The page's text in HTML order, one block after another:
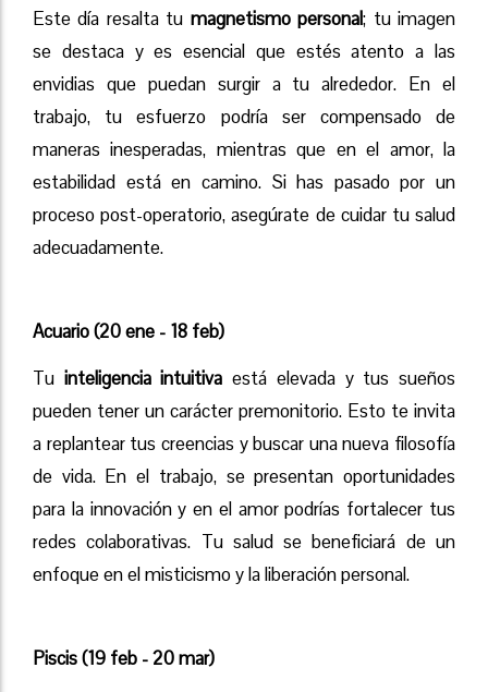
Este día resalta tu magnetismo personal; tu imagen
se destaca y es esencial que estés atento a las
envidias que puedan surgir a tu alrededor. En el
trabajo, tu esfuerzo podría ser compensado de
maneras inesperadas, mientras que en el amor, la
estabilidad está en camino. Si has pasado por un
proceso post-operatorio, asegúrate de cuidar tu salud
adecuadamente.
Acuario (20 ene - 18 feb)
Tu inteligencia intuitiva está elevada y tus sueños
pueden tener un carácter premonitorio. Esto te invita
a replantear tus creencias y buscar una nueva filosofía
de vida. En el trabajo, se presentan oportunidades
para la innovación y en el amor podrías fortalecer tus
redes colaborativas. Tu salud se beneficiará de un
enfoque en el misticismo y la liberación personal.
Piscis (19 feb - 20 mar)